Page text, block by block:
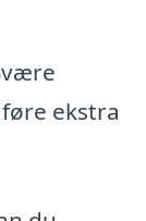
ekstra